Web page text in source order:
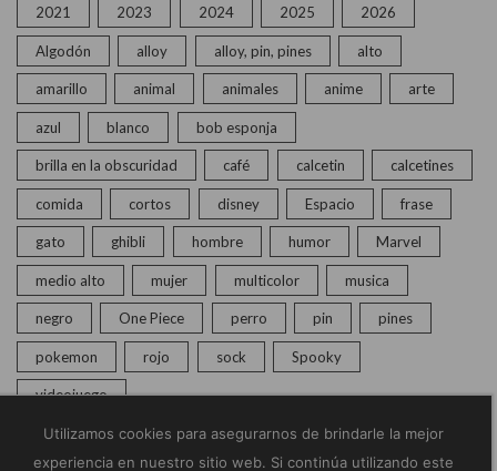
2021 2023 2024 2025 2026
Algodón alloy alloy, pin, pines alto
amarillo animal animales anime arte
azul blanco bob esponja
brilla en la obscuridad café calcetin calcetines
comida cortos disney Espacio frase
gato ghibli hombre humor Marvel
medio alto mujer multicolor musica
negro One Piece perro pin pines
pokemon rojo sock Spooky
videojuego
Utilizamos cookies para asegurarnos de brindarle la mejor
experiencia en nuestro sitio web. Si continúa utilizando este